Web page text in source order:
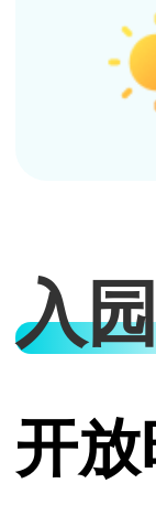
入
开放